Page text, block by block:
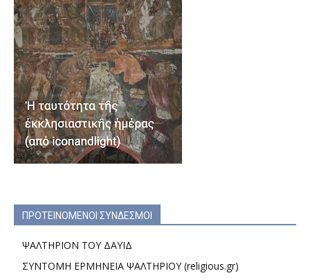
ΠΡΟΤΕΙΝΟΜΕΝΟΙ ΣΥΝΔΕΣΜΟΙ
ΨΑΛΤΗΡΙΟΝ ΤΟΥ ΔΑΥΙΔ
ΣΥΝΤΟΜΗ ΕΡΜΗΝΕΙΑ ΨΑΛΤΗΡΙΟΥ (religious.gr)